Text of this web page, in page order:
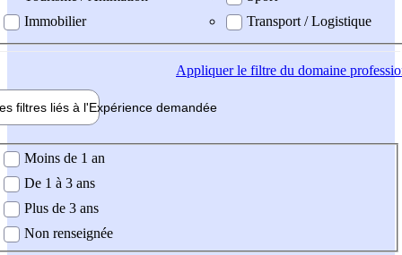
Immobilier
Transport / Logistique
Appliquerle filtre du domaine
filtres liés à l'Expérience demandée
demandée
Moins de 1 an
De 1 à 3 ans
Plus de 3 ans
Non renseignée